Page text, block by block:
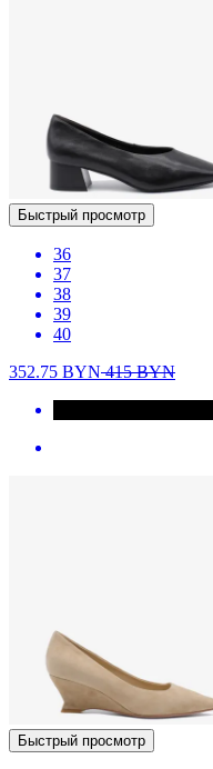
Быстрый просмотр
36
37
38
39
40
352.75 BYN415BYN
Быстрый просмотр